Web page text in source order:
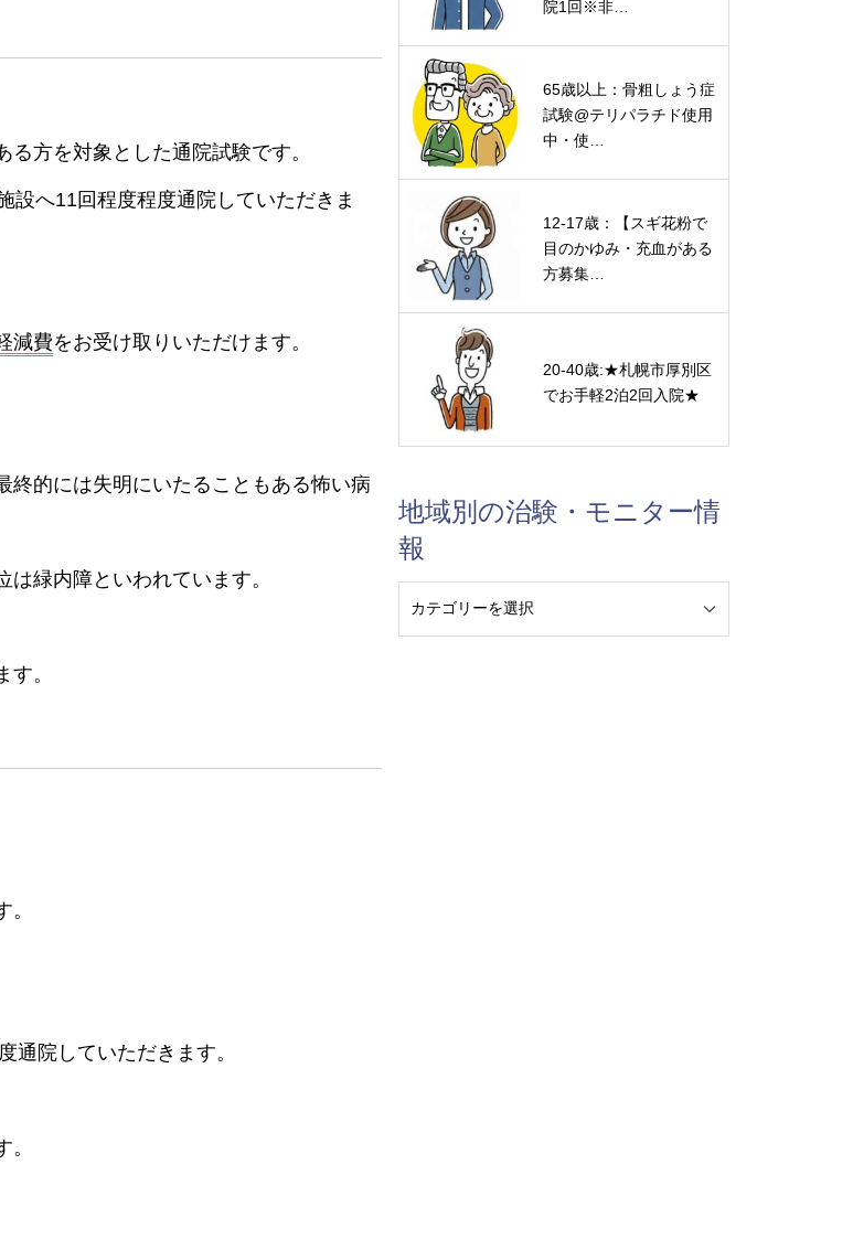
方を対象とした通院試験です。
設へ11回程度程度通院していただきま
減費をお受け取りいただけます。
終的には失明にいたることもある怖い病
緑内障といわれています。
。
通院していただきます。
院1回※非…
65歳以上：骨粗しょう症
試験@テリパラチド使用
中・使…
12-17歳：【スギ花粉で
目のかゆみ・充血がある
方募集…
20-40歳:★札幌市厚別区
でお手軽2泊2回入院★
地域別の治験・モニター情
報